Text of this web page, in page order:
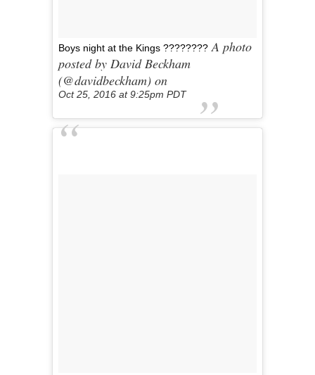
Boys night at the Kings ???????? A photo
posted by David Beckham
(@davidbeckham) on
Oct 25, 2016 at 9:25pm PDT